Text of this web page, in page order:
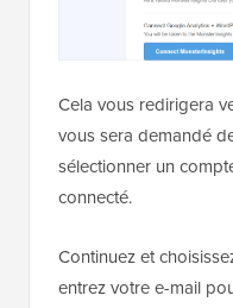
Cela vous redirigera
vous sera demandé
sélectionner un
connecté.
Continuez et
entrez votre e-mail